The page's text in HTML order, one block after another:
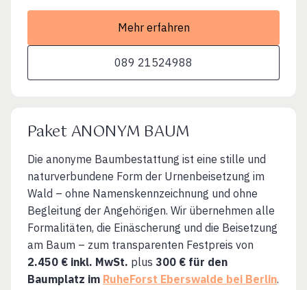
Mehr erfahren
089 21524988
Paket ANONYM BAUM
Die anonyme Baumbestattung ist eine stille und
naturverbundene Form der Urnenbeisetzung im
Wald – ohne Namenskennzeichnung und ohne
Begleitung der Angehörigen. Wir übernehmen alle
Formalitäten, die Einäscherung und die Beisetzung
am Baum – zum transparenten Festpreis von
2.450 € inkl. MwSt. plus 300 € für den
Baumplatz im RuheForst Eberswalde bei Berlin.